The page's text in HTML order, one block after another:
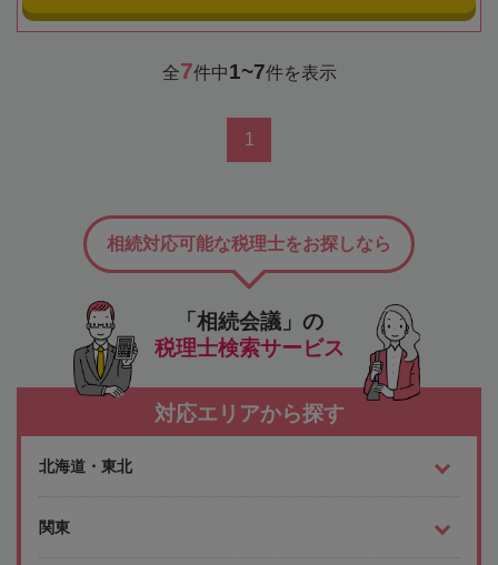
全7件中1~7件を表示
1
「相続会議」の
税理士検索サービス
相続対応可能な税理士をお探しなら
対応エリアから探す
北海道・東北
関東